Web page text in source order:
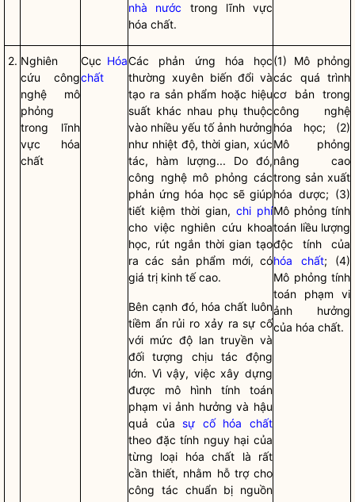
nhà nước trong lĩnh vực
hóa chất.
2. Nghiên
cứu công
nghệ mô
phỏng
trong lĩnh
vực hóa
chất
Cục Hóa
chất
Các phản ứng hóa học
thường xuyên biến đổi và
tạo ra sản phẩm hoặc hiệu
suất khác nhau phụ thuộc
vào nhiều yếu tố ảnh hưởng
như nhiệt độ, thời gian, xúc
tác, hàm lượng... Do đó,
công nghệ mô phỏng các
phản ứng hóa học sẽ giúp
tiết kiệm thời gian, chi phí
cho việc nghiên cứu khoa
học, rút ngắn thời gian tạo
ra các sản phẩm mới, có
giá trị kinh tế cao.
Bên cạnh đó, hóa chất luôn
tiềm ẩn rủi ro xảy ra sự cố
với mức độ lan truyền và
đối tượng chịu tác động
lớn. Vì vậy, việc xây dựng
được mô hình tính toán
phạm vi ảnh hưởng và hậu
quả củasự cố hóa chất
theo đặc tính nguy hại của
từng loại hóa chất là rất
cần thiết, nhằm hỗ trợ cho
công tác chuẩn bị nguồn
(1) Mô phỏng
các quá trình
cơ bản trong
công nghệ
hóa học; (2)
Mô phỏng
nâng cao
trong sản xuất
hóa dược; (3)
Mô phỏng tính
toán liều lượng
độc tính của
hóa chất; (4)
Mô phỏng tính
toán phạm vi
ảnh hưởng
của hóa chất.